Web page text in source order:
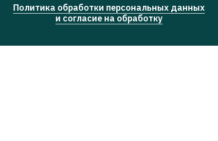
Политика обработки персональных данных
и согласие на обработку